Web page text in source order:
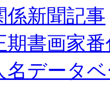
係新聞記事
期書画家
名データ